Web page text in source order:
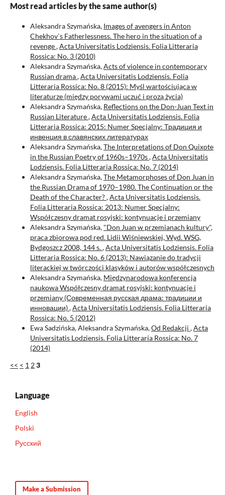
Most read articles by the same author(s)
Aleksandra Szymańska, Images of avengers in Anton
Chekhov`s Fatherlessness. The hero in the situation of a
revenge,Acta Universitatis Lodziensis. Folia Litteraria
Rossica: No. 3 (2010)
Aleksandra Szymańska,Acts of violence in contemporary
Russian drama,Acta Universitatis Lodziensis. Folia
Litteraria Rossica: No. 8 (2015): Myśl wartościująca w
literaturze (między porywami uczuć i prozą życia)
Aleksandra Szymańska, Reflections on the Don-Juan Text in
Russian Literature,Acta Universitatis Lodziensis. Folia
Litteraria Rossica: 2015: Numer Specjalny: Традиция и
инвенция в славянских литературах
Aleksandra Szymańska,The Interpretations of Don Quixote
in the Russian Poetry of 1960s–1970s,Acta Universitatis
Lodziensis. Folia Litteraria Rossica: No. 7 (2014)
Aleksandra Szymańska,The Metamorphoses of Don Juan in
the Russian Drama of 1970–1980. The Continuation or the
Death of the Character?,Acta Universitatis Lodziensis.
Folia Litteraria Rossica: 2013: Numer Specjalny:
Współczesny dramat rosyjski: kontynuacje i przemiany
Aleksandra Szymańska, "Don Juan w przemianach kultury",
praca zbiorowa pod red. Lidii Wiśniewskiej, Wyd. WSG,
Bydgoszcz 2008, 144 s.,Acta Universitatis Lodziensis. Folia
Litteraria Rossica: No. 6 (2013): Nawiązanie do tradycji
literackiej w twórczości klasyków i autorów współczesnych
Aleksandra Szymańska, Międzynarodowa konferencja
naukowa Współczesny dramat rosyjski: kontynuacje i
przemiany (Современная русская драма: традиции и
инновации),Acta Universitatis Lodziensis. Folia Litteraria
Rossica: No. 5 (2012)
Ewa Sadzińska, Aleksandra Szymańska,Od Redakcji ,Acta
Universitatis Lodziensis. Folia Litteraria Rossica: No. 7
(2014)
<< < 1 23
Language
English
Polski
Русский
Make a Submission